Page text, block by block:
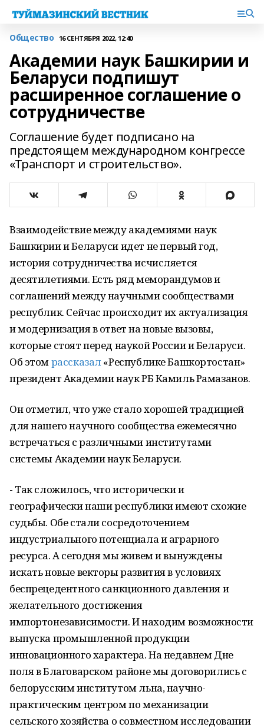
Общество 16 СЕНТЯБРЯ 2022, 12:40
Академии наук Башкирии и
Беларуси подпишут
расширенное соглашение о
сотрудничестве
Соглашение будет подписано на
предстоящем международном конгрессе
«Транспорт и строительство».
Взаимодействие между академиями наук
Башкирии и Беларуси идет не первый год,
история сотрудничества исчисляется
десятилетиями. Есть ряд меморандумов и
соглашений между научными сообществами
республик. Сейчас происходит их актуализация
и модернизация в ответ на новые вызовы,
которые стоят перед наукой России и Беларуси.
Об этомрассказал«Республике Башкортостан»
президент Академии наук РБ Камиль Рамазанов.
Он отметил, что уже стало хорошей традицией
для нашего научного сообщества ежемесячно
встречаться с различными институтами
системы Академии наук Беларуси.
- Так сложилось, что исторически и
географически наши республики имеют схожие
судьбы. Обе стали сосредоточением
индустриального потенциала и аграрного
ресурса. А сегодня мы живем и вынуждены
искать новые векторы развития в условиях
беспрецедентного санкционного давления и
желательного достижения
импортонезависимости. И находим возможности
выпуска промышленной продукции
инновационного характера. На недавнем Дне
поля в Благоварском районе мы договорились с
белорусским институтом льна, научно-
практическим центром по механизации
сельского хозяйства о совместном исследовании